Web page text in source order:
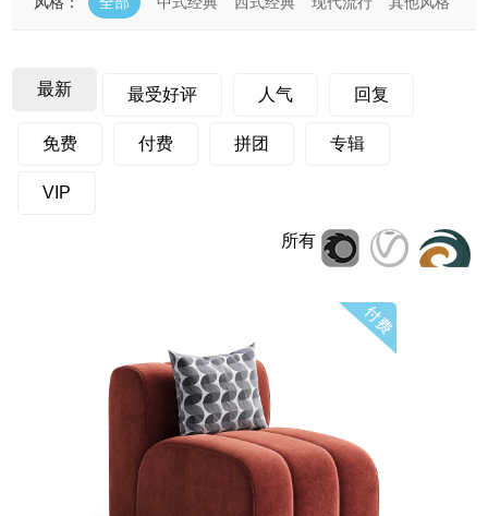
最新 最受好评 人气 回复
免费 付费 拼团 专辑
VIP
所有